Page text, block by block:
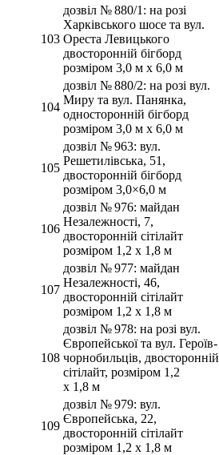
103
дозвіл № 880/1: на розі
Харківського шосе та вул.
Ореста Левицького
двосторонній бігборд
розміром 3,0 м х 6,0 м
104
дозвіл № 880/2: на розі вул.
Миру та вул. Панянка,
односторонній бігборд
розміром 3,0 м х 6,0 м
105
дозвіл № 963: вул.
Решетилівська, 51,
двосторонній бігборд
розміром 3,0×6,0 м
106
дозвіл № 976: майдан
Незалежності, 7,
двосторонній сітілайт
розміром 1,2 х 1,8 м
107
дозвіл № 977: майдан
Незалежності, 46,
двосторонній сітілайт
розміром 1,2 х 1,8 м
108
дозвіл № 978: на розі вул.
Європейської та вул. Героїв-
чорнобильців, двосторонній
сітілайт, розміром 1,2
х 1,8 м
109
дозвіл № 979: вул.
Європейська, 22,
двосторонній сітілайт
розміром 1,2 х 1,8 м